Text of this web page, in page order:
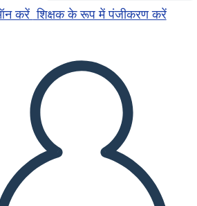
करें शिक्षक के रूप में पंजीकरण करें